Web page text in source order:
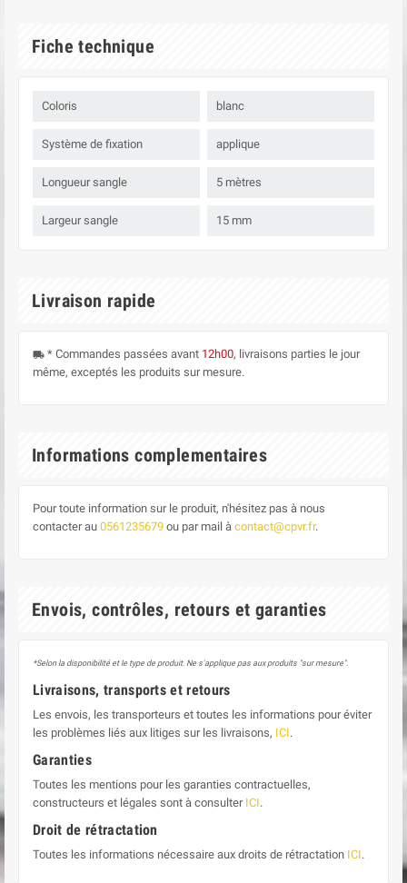
Fiche technique
Coloris blanc
Système de fixation applique
Longueur sangle 5 mètres
Largeur sangle 15 mm
Livraison rapide
local_shipping * Commandes passées avant 12h00, livraisons parties le jour
même, exceptés les produits sur mesure.
Informations complementaires
Pour toute information sur le produit, n'hésitez pas à nous
contacter au 0561235679 ou par mail à contact@cpvr.fr.
Envois, contrôles, retours et garanties
*Selon la disponibilité et le type de produit. Ne s'applique pas aux produits "sur mesure".
Livraisons, transports et retours
Les envois, les transporteurs et toutes les informations pour éviter
les problèmes liés aux litiges sur les livraisons, ICI.
Garanties
Toutes les mentions pour les garanties contractuelles,
constructeurs et légales sont à consulter ICI.
Droit de rétractation
Toutes les informations nécessaire aux droits de rétractation ICI.